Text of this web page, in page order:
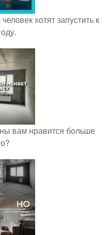
хотят запустить к
вам нравится больше